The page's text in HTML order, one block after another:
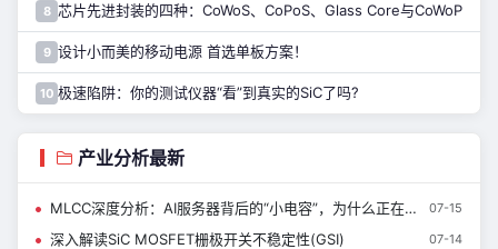
8 芯片先进封装的四种：CoWoS、CoPoS、Glass Core与CoWoP
9 设计小而美的移动电源 首选单板方案！
10 极速陷阱：你的测试仪器“看”到真实的SiC了吗?
产业分析最新
MLCC深度分析：AI服务器背后的“小电容”，为什么正在被重新定价？ 07-15
深入解读SiC MOSFET栅极开关不稳定性(GSI) 07-14